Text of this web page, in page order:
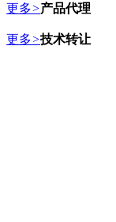
更多>产品代理
更多>技术转让